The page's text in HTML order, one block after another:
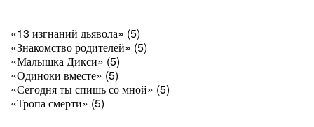
«13 изгнаний дьявола» (5)
«Знакомство родителей» (5)
«Малышка Дикси» (5)
«Одиноки вместе» (5)
«Сегодня ты спишь со мной» (5)
«Тропа смерти» (5)